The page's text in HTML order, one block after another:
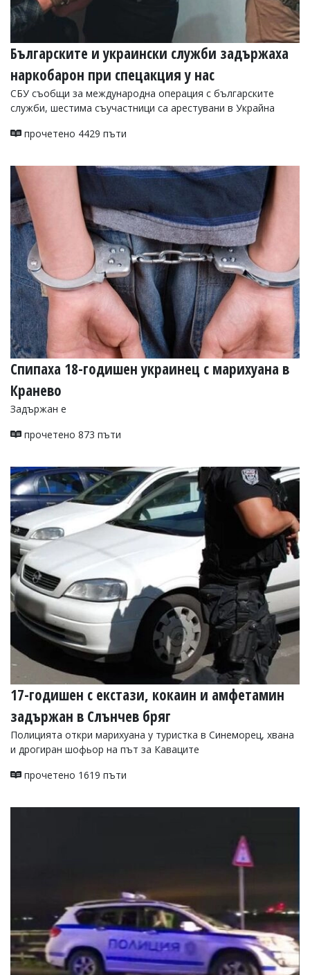
Българските и украински служби задържаха
наркобарон при спецакция у нас
СБУ съобщи за международна операция с българските
служби, шестима съучастници са арестувани в Украйна
прочетено 4429 пъти
Спипаха 18-годишен украинец с марихуана в
Кранево
Задържан е
прочетено 873 пъти
17-годишен с екстази, кокаин и амфетамин
задържан в Слънчев бряг
Полицията откри марихуана у туристка в Синеморец, хвана
и дрогиран шофьор на път за Каваците
прочетено 1619 пъти